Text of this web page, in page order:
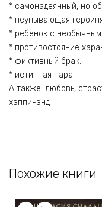
* самонадеянный, но
* неунывающая
* ребенок с
* противостояние
* фиктивный брак;
* истинная пара
А также: любовь,
хэппи-энд
Похожие книги